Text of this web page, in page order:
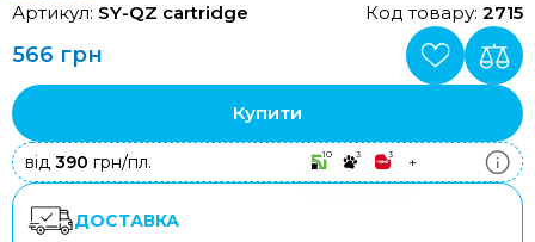
Артикул: SY-QZ cartridge Код товару: 2715
566 грн
Купити
від 390 грн/пл. 10 3 3 +
ДОСТАВКА